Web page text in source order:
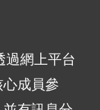
過網上平台
成員參